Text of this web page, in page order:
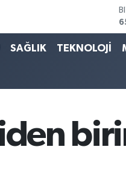
SAĞLIK TEKNOLOJİ